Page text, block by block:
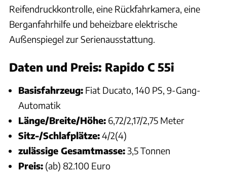
Reifendruckkontrolle, eine Rückfahrkamera, eine
Berganfahrhilfe und beheizbare elektrische
Außenspiegel zur Serienausstattung.
Daten und Preis: Rapido C 55i
Basisfahrzeug: Fiat Ducato, 140 PS, 9-Gang-
Automatik
Länge/Breite/Höhe: 6,72/2,17/2,75 Meter
Sitz-/Schlafplätze:4/2(4)
zulässige Gesamtmasse:3,5 Tonnen
Preis: (ab) 82.100 Euro